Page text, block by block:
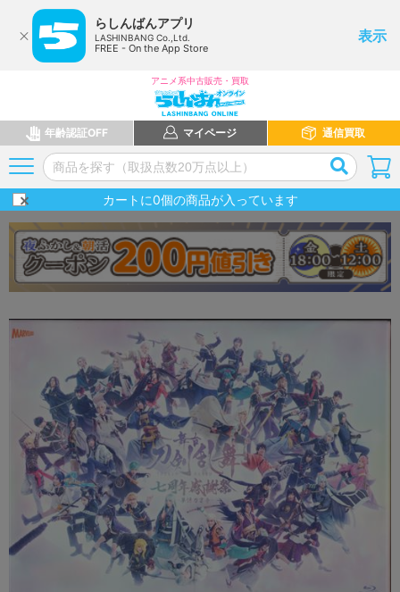
らしんばんアプリ
LASHINBANG Co.,Ltd.
FREE - On the App Store
表示
アニメ系中古販売・買取
年齢認証OFF マイページ 通信買取
カートに0個の商品が入っています